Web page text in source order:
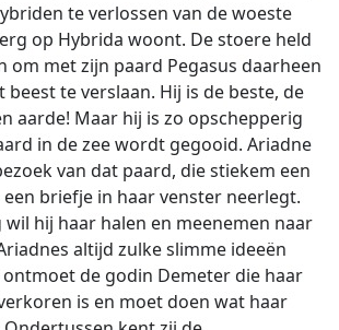
te verlossen van de woeste
op Hybrida woont. De stoere held
om met zijn paard Pegasus daarheen
beest te verslaan. Hij is de beste, de
aarde! Maar hij is zo opschepperig
in de zee wordt gegooid. Ariadne
van dat paard, die stiekem een
briefje in haar venster neerlegt.
wil hij haar halen en meenemen naar
altijd zulke slimme ideeën
de godin Demeter die haar
is en moet doen wat haar